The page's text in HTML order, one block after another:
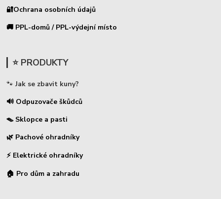
🔐Ochrana osobních údajů
🚚 PPL-domů / PPL-výdejní místo
⭐ PRODUKTY
🐾 Jak se zbavit kuny?
🔊 Odpuzovače škůdců
🪤 Sklopce a pasti
🌿 Pachové ohradníky
⚡ Elektrické ohradníky
🏠 Pro dům a zahradu